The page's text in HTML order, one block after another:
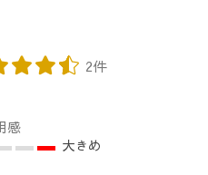
2件
感
大きめ